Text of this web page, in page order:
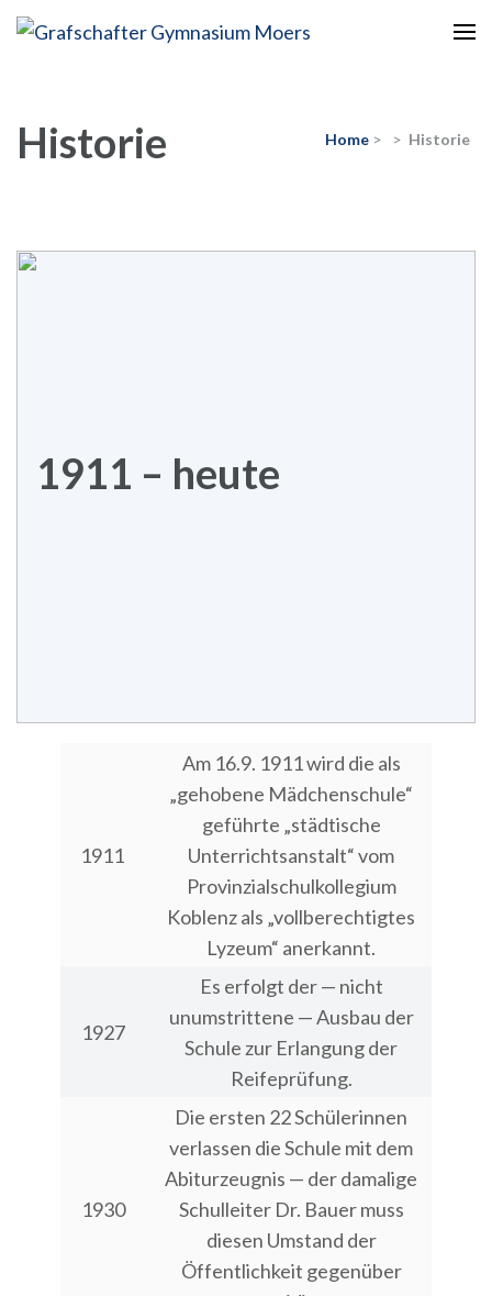
Historie Home > > Historie
1911 – heute
1911
Am 16.9. 1911 wird die als
„gehobene Mädchenschule“
geführte „städtische
Unterrichtsanstalt“ vom
Provinzialschulkollegium
Koblenz als „vollberechtigtes
Lyzeum“ anerkannt.
1927
Es erfolgt der — nicht
unumstrittene — Ausbau der
Schule zur Erlangung der
Reifeprüfung.
1930
Die ersten 22 Schülerinnen
verlassen die Schule mit dem
Abiturzeugnis — der damalige
Schulleiter Dr. Bauer muss
diesen Umstand der
Öffentlichkeit gegenüber